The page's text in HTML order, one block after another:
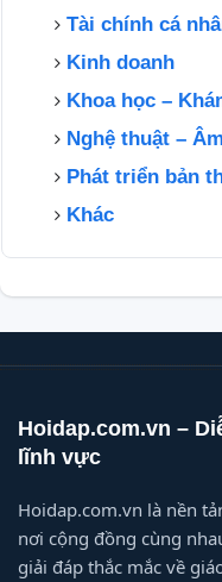
Tài chính cá
Kinh doanh
Khoa học –
Nghệ thuật –
Phát triển bản
Khác
Hoidap.com.vn –
lĩnh vực
Hoidap.com.vn là nền
nơi cộng đồng cùng
giải đáp thắc mắc về